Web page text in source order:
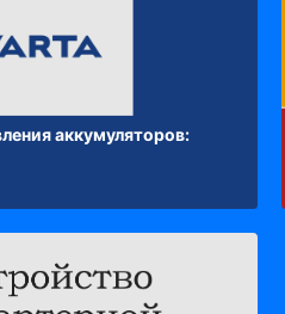
аккумуляторов: